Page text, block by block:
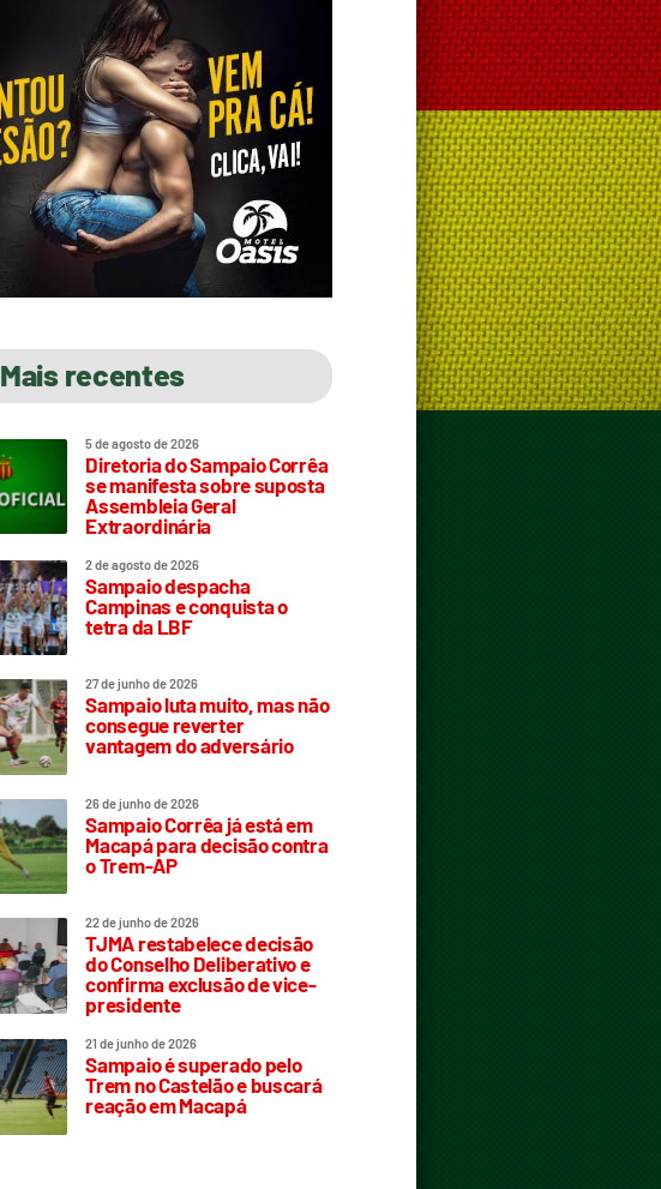
Mais recentes
5 de agosto de 2026
Diretoria do Sampaio Corrêa
se manifesta sobre suposta
Assembleia Geral
Extraordinária
2 de agosto de 2026
Sampaio despacha
Campinas e conquista o
tetra da LBF
27 de junho de 2026
Sampaio luta muito, mas não
consegue reverter
vantagem do adversário
26 de junho de 2026
Sampaio Corrêa já está em
Macapá para decisão contra
o Trem-AP
22 de junho de 2026
TJMA restabelece decisão
do Conselho Deliberativo e
confirma exclusão de vice-
presidente
21 de junho de 2026
Sampaio é superado pelo
Trem no Castelão e buscará
reação em Macapá